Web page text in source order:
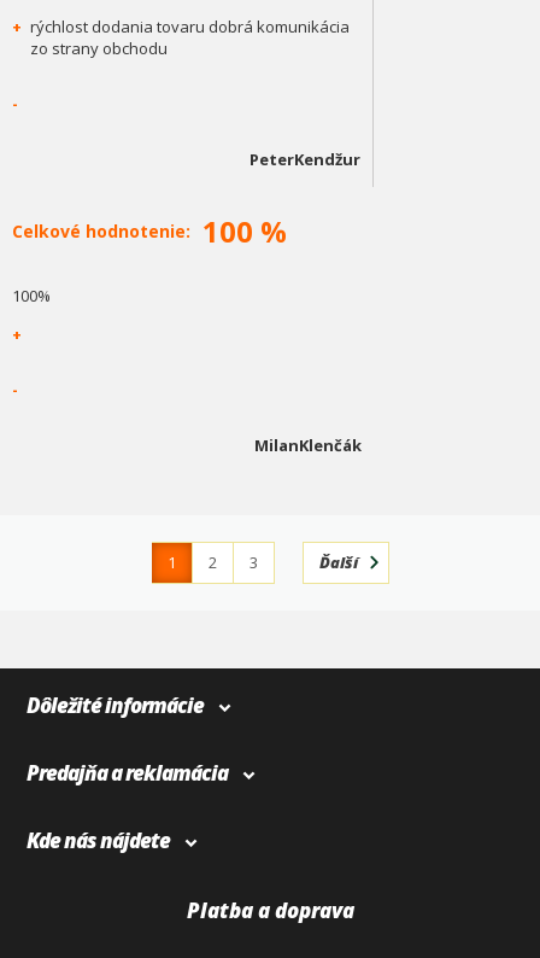
+ rýchlost dodania tovaru dobrá komunikácia
zo strany obchodu
-
PeterKendžur
Celkové hodnotenie: 100 %
100%
+
-
MilanKlenčák
1 2
3
Ďalší
Dôležité informácie
Predajňa a reklamácia
Kde nás nájdete
Platba a doprava